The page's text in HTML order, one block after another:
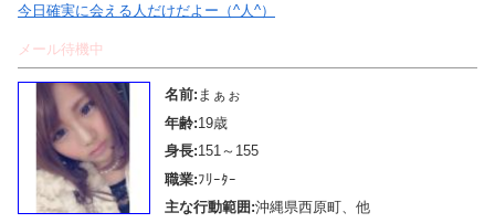
今日確実に会える人だけだよー（^人^）
メール待機中
名前: まぁぉ
年齢:19歳
身長:151～155
職業:ﾌﾘｰﾀｰ
主な行動範囲:沖縄県西原町、他